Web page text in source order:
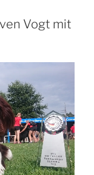
Vogt mit